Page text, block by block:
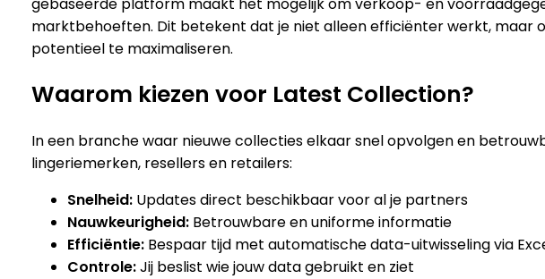
gebaseerde platform maakt het mogelijk om verkoop- en
marktbehoeften. Dit betekent dat je niet alleen efficiënter werkt,
potentieel te maximaliseren.
Waarom kiezen voor Latest Collection?
In een branche waar nieuwe collecties elkaar snel opvolgen en
lingeriemerken, resellers en retailers:
Snelheid:Updates direct beschikbaar voor al je partners
Nauwkeurigheid:Betrouwbare en uniforme informatie
Efficiëntie:Bespaar tijd met automatische data-uitwisseling via
Controle:Jij beslist wie jouw data gebruikt en ziet